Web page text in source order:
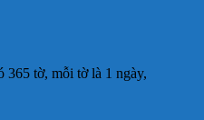
tờ, mỗi tờ là 1 ngày,